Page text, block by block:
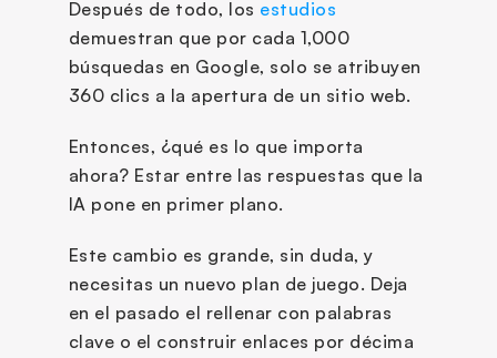
Después de todo, los estudios
demuestran que por cada 1,000
búsquedas en Google, solo se atribuyen
360 clics a la apertura de un sitio web.
Entonces, ¿qué es lo que importa
ahora? Estar entre las respuestas que la
IA pone en primer plano.
Este cambio es grande, sin duda, y
necesitas un nuevo plan de juego. Deja
en el pasado el rellenar con palabras
clave o el construir enlaces por décima